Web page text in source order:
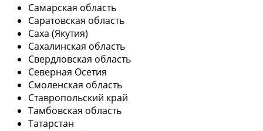
Самарская область
Саратовская область
Саха (Якутия)
Сахалинская область
Свердловская область
Северная Осетия
Смоленская область
Ставропольский край
Тамбовская область
Татарстан